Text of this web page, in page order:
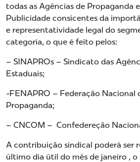
todas as Agências de Propaganda
Publicidade consicentes da
e representatividade legal do
categoria, o que é feito pelos:
– SINAPROs – Sindicato das
Estaduais;
-FENAPRO – Federação Nacional
Propaganda;
– CNCOM – Confedereção
A contribuição sindical poderá ser
último dia útil do mês de janeiro ,